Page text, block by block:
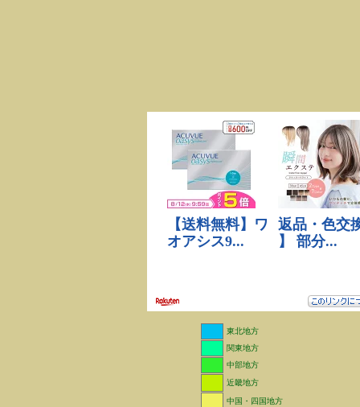
東北地方
関東地方
中部地方
近畿地方
中国・四国地方